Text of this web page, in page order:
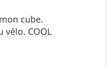
cube.
vélo. COOL